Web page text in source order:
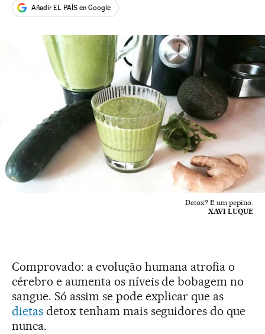
Añadir EL PAÍS en Google
Detox? E um pepino.
XAVI LUQUE
Comprovado: a evolução humana atrofia o
cérebro e aumenta os níveis de bobagem no
sangue. Só assim se pode explicar que as
dietasdetox tenham mais seguidores do que
nunca.